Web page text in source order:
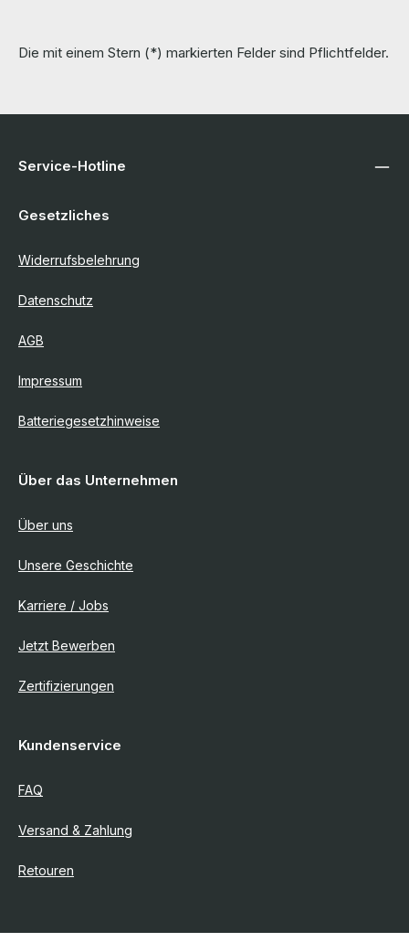
Die mit einem Stern (*) markierten Felder sind Pflichtfelder.
Service-Hotline
Gesetzliches
Widerrufsbelehrung
Datenschutz
AGB
Impressum
Batteriegesetzhinweise
Über das Unternehmen
Über uns
Unsere Geschichte
Karriere / Jobs
Jetzt Bewerben
Zertifizierungen
Kundenservice
FAQ
Versand & Zahlung
Retouren